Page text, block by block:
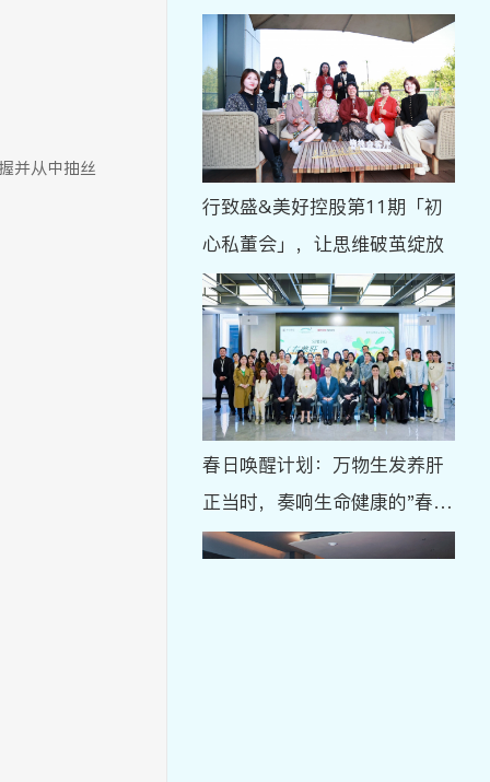
并从中抽丝
行致盛&美好控股第11期「初
心私董会」，让思维破茧绽放
春日唤醒计划：万物生发养肝
正当时，奏响生命健康的"春之
曲"